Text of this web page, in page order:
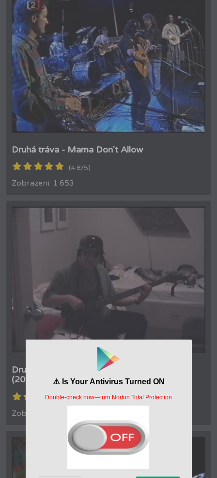
Druhá tráva - Mama Don't Allow
(4.8/5)
Zobrazení: 1 653
Druhá tráva - Jak se baví na cestách v USA
(2001)
(4.4/5)
Zobrazení: 1 732